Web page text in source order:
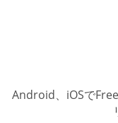
Android、iOSで